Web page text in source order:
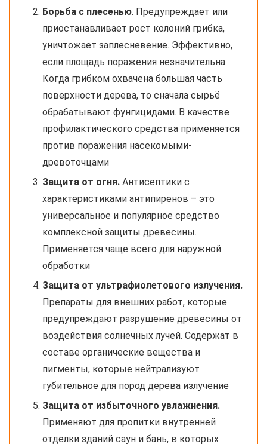
Борьба с плесенью. Предупреждает или
приостанавливает рост колоний грибка,
уничтожает заплесневение. Эффективно,
если площадь поражения незначительна.
Когда грибком охвачена большая часть
поверхности дерева, то сначала сырьё
обрабатывают фунгицидами. В качестве
профилактического средства применяется
против поражения насекомыми-
древоточцами
Защита от огня. Антисептики с
характеристиками антипиренов – это
универсальное и популярное средство
комплексной защиты древесины.
Применяется чаще всего для наружной
обработки
Защита от ультрафиолетового излучения.
Препараты для внешних работ, которые
предупреждают разрушение древесины от
воздействия солнечных лучей. Содержат в
составе органические вещества и
пигменты, которые нейтрализуют
губительное для пород дерева излучение
Защита от избыточного увлажнения.
Применяют для пропитки внутренней
отделки зданий саун и бань, в которых